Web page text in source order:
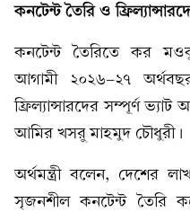
কনটেন্ট তৈরি ও
কনটেন্ট তৈরিতে কর
আগামী ২০২৬-২৭
ফ্রিল্যান্সারদের সম্পূর্ণ ভ্যাট
আমির খসরু মাহমুদ চৌধুরী।
অর্থমন্ত্রী বলেন, দেশের
সৃজনশীল কনটেন্ট তৈরি